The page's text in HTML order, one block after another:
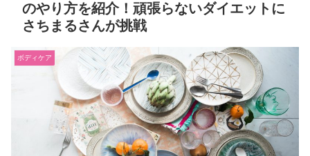
のやり方を紹介！頑張らないダイエットに
さちまるさんが挑戦
ボディケア